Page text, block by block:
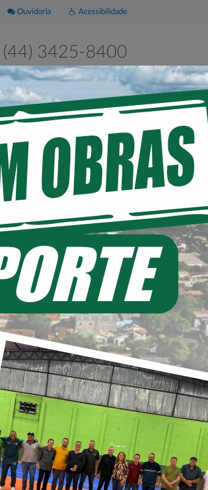
Acessibilidade
Ouvidoria
3425-8400
11h30 e das 13h às 17h30
Portal da
Transparência
(40) notícia(s) encontrada(s).